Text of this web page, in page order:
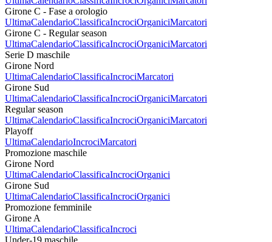
Girone C - Fase a orologio
UltimaCalendarioClassificaIncrociOrganiciMarcatori
Girone C - Regular season
UltimaCalendarioClassificaIncrociOrganiciMarcatori
Serie D maschile
Girone Nord
UltimaCalendarioClassificaIncrociMarcatori
Girone Sud
UltimaCalendarioClassificaIncrociOrganiciMarcatori
Regular season
UltimaCalendarioClassificaIncrociOrganiciMarcatori
Playoff
UltimaCalendarioIncrociMarcatori
Promozione maschile
Girone Nord
UltimaCalendarioClassificaIncrociOrganici
Girone Sud
UltimaCalendarioClassificaIncrociOrganici
Promozione femminile
Girone A
UltimaCalendarioClassificaIncroci
Under-19 maschile